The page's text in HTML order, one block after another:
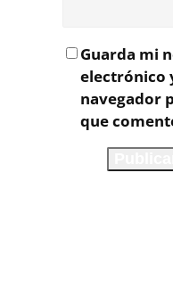
Guarda mi
electrónico
navegador
que